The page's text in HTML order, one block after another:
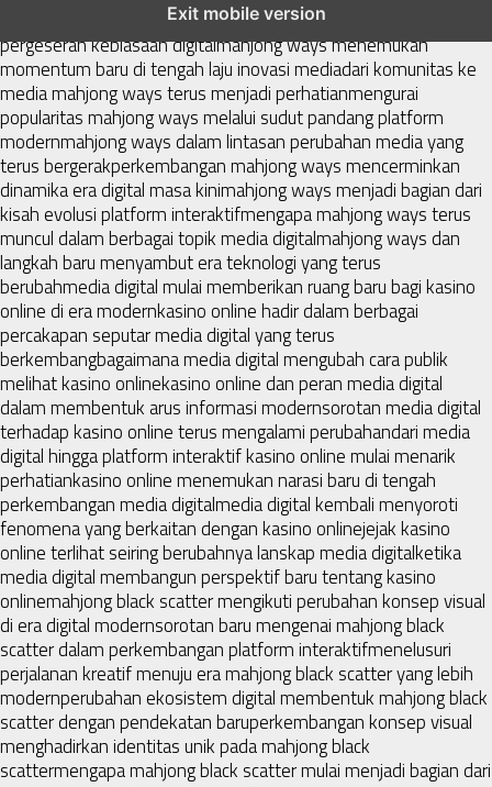
Exit mobile version
fenomena mahjong ways muncul bersama
pergeseran kebiasaan digitalmahjong ways menemukan
momentum baru di tengah laju inovasi mediadari komunitas ke
media mahjong ways terus menjadi perhatianmengurai
popularitas mahjong ways melalui sudut pandang platform
modernmahjong ways dalam lintasan perubahan media yang
terus bergerakperkembangan mahjong ways mencerminkan
dinamika era digital masa kinimahjong ways menjadi bagian dari
kisah evolusi platform interaktifmengapa mahjong ways terus
muncul dalam berbagai topik media digitalmahjong ways dan
langkah baru menyambut era teknologi yang terus
berubahmedia digital mulai memberikan ruang baru bagi kasino
online di era modernkasino online hadir dalam berbagai
percakapan seputar media digital yang terus
berkembangbagaimana media digital mengubah cara publik
melihat kasino onlinekasino online dan peran media digital
dalam membentuk arus informasi modernsorotan media digital
terhadap kasino online terus mengalami perubahandari media
digital hingga platform interaktif kasino online mulai menarik
perhatiankasino online menemukan narasi baru di tengah
perkembangan media digitalmedia digital kembali menyoroti
fenomena yang berkaitan dengan kasino onlinejejak kasino
online terlihat seiring berubahnya lanskap media digitalketika
media digital membangun perspektif baru tentang kasino
onlinemahjong black scatter mengikuti perubahan konsep visual
di era digital modernsorotan baru mengenai mahjong black
scatter dalam perkembangan platform interaktifmenelusuri
perjalanan kreatif menuju era mahjong black scatter yang lebih
modernperubahan ekosistem digital membentuk mahjong black
scatter dengan pendekatan baruperkembangan konsep visual
menghadirkan identitas unik pada mahjong black
scattermengapa mahjong black scatter mulai menjadi bagian dari